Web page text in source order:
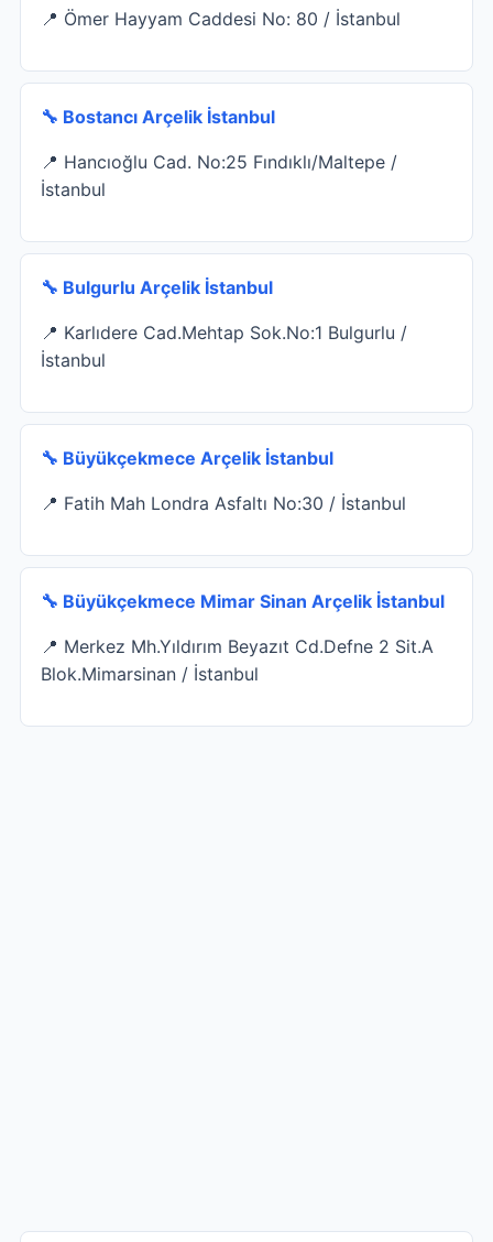
📍 Ömer Hayyam Caddesi No: 80 / İstanbul
🔧 Bostancı Arçelik İstanbul
📍 Hancıoğlu Cad. No:25 Fındıklı/Maltepe /
İstanbul
🔧 Bulgurlu Arçelik İstanbul
📍 Karlıdere Cad.Mehtap Sok.No:1 Bulgurlu /
İstanbul
🔧 Büyükçekmece Arçelik İstanbul
📍 Fatih Mah Londra Asfaltı No:30 / İstanbul
🔧 Büyükçekmece Mimar Sinan Arçelik İstanbul
📍 Merkez Mh.Yıldırım Beyazıt Cd.Defne 2 Sit.A
Blok.Mimarsinan / İstanbul